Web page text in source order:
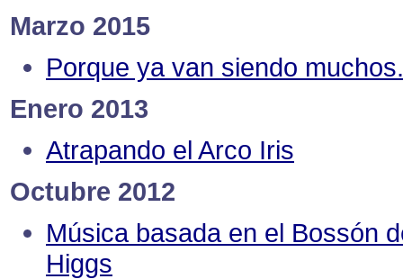
Marzo 2015
Porque ya van siendo
Enero 2013
Atrapando el Arco Iris
Octubre 2012
Música basada en el Bossón
Higgs